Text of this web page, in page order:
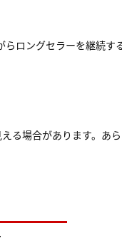
らロングセラーを継続
る場合があります。あら